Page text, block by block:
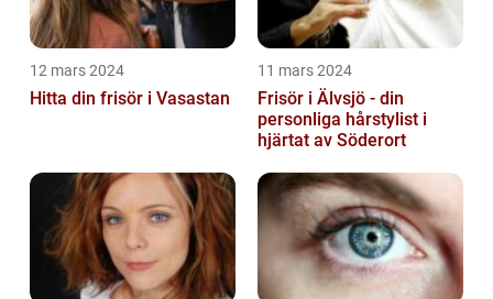
12 mars 2024
Hitta din frisör i Vasastan
11 mars 2024
Frisör i Älvsjö - din
personliga hårstylist i
hjärtat av Söderort